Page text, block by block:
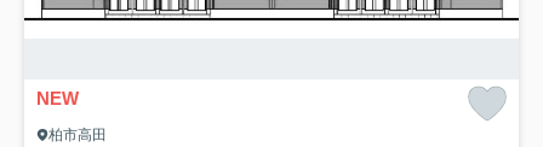
NEW
柏市高田